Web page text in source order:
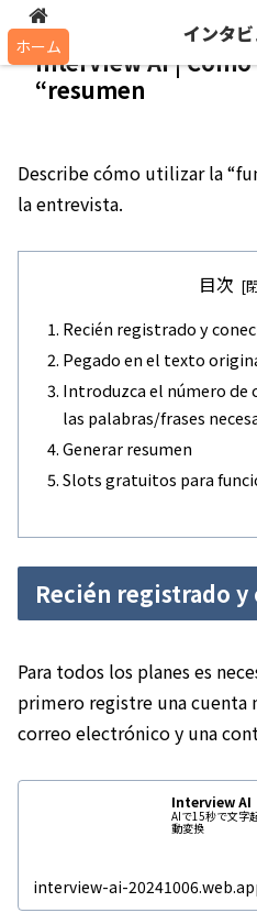
Interview AI |
“resumen
Describe cómo utilizar la
la entrevista.
目次
Recién registrado y
Pegado en el texto
Introduzca el número de
las palabras/frases
Generar resumen
Slots gratuitos para
Recién registrado y
Para todos los planes es
primero registre una cuenta
correo electrónico y una
Interview AI
AIで15秒で文字
動変換
interview-ai-
ホーム
インタ